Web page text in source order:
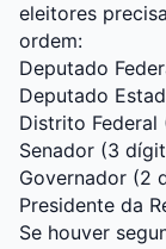
eleitores
ordem:
Deputado
Deputado
Distrito
Senador (3
Governador (2
Presidente da
Se houver